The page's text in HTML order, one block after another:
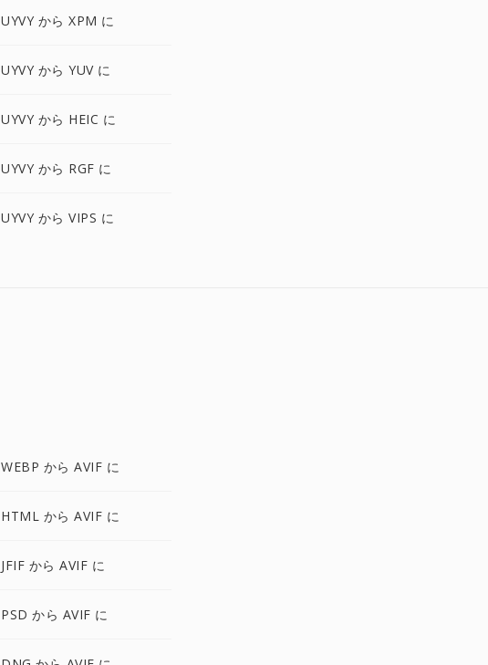
UYVY から XPM に
UYVY から YUV に
UYVY から HEIC に
UYVY から RGF に
UYVY から VIPS に
WEBP から AVIF に
HTML から AVIF に
JFIF から AVIF に
PSD から AVIF に